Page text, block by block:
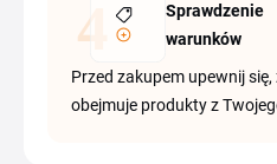
Sprawdzenie
warunków
Przed zakupem upewnij
obejmuje produkty z